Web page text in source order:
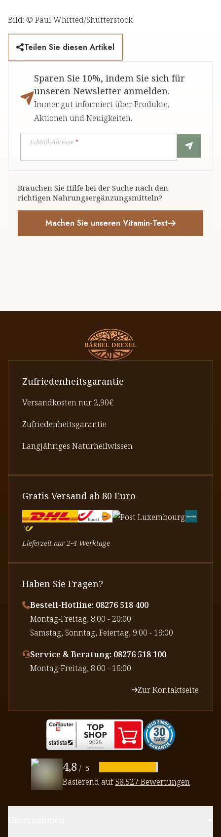
Bild: © Paul Whitted/Shutterstock
Teilen Sie diesen Artikel
Sparen Sie 10%, indem Sie sich für
unseren Newsletter anmelden.
Immer gut informiert über Produkte,
Aktionen und Neuigkeiten.
E-Mail-Adresse *
Brauchen Sie Hilfe bei der Suche nach den
richtigen Nahrungsergänzungsmitteln?
Machen Sie unseren Vitamin-Test
Zufriedenheitsgarantie
Versandkosten nur 2,90€
Zufriedenheitsgarantie
Langjähriges Naturheilwissen
Gratis Versand ab 80 Euro
Lieferzeit nur 2-4 Werktage
Haben Sie Fragen?
Bestell-Hotline: 08276 518 400
⁠Montag-Freitag, 8:00 - 20:00
⁠Samstag, Sonntag, Feiertag, 9:00 - 19:00
Service & Beratung: 08276 518 100
⁠Montag-Freitag, 8:00 - 16:00
Zur Kontaktseite
4,8/ 5
Basierend auf58.527 Bewertungen